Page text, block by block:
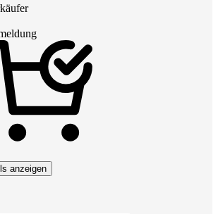
anzeigen